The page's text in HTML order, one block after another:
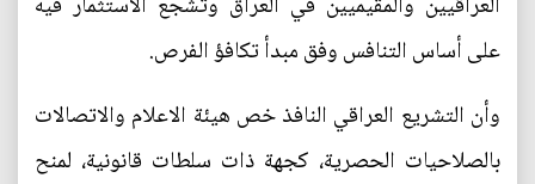
على أساس التنافس وفق مبدأ تكافؤ الفرص.
وأن التشريع العراقي النافذ خص هيئة الاعلام والاتصالات
بالصلاحيات الحصرية، كجهة ذات سلطات قانونية، لمنح